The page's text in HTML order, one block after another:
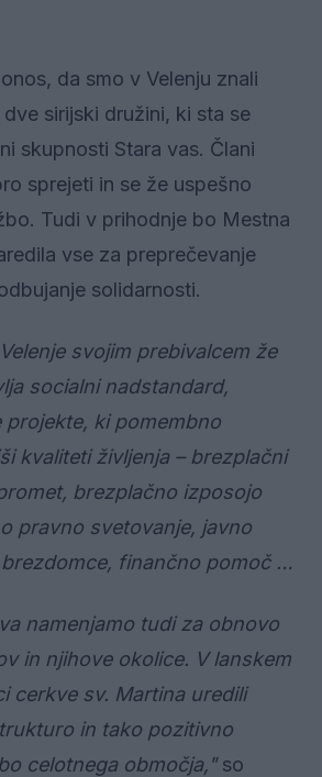
da smo v Velenju znali
sirijski družini, ki sta se
skupnosti Stara vas. Člani
sprejeti in se že uspešno
Tudi v prihodnje bo Mestna
vse za preprečevanje
solidarnosti.
svojim prebivalcem že
socialni nadstandard,
projekte, ki pomembno
kvaliteti življenja – brezplačni
brezplačno izposojo
pravno svetovanje, javno
finančno pomoč …
namenjamo tudi za obnovo
in njihove okolice. V lanskem
cerkve sv. Martina uredili
in tako pozitivno
celotnega območja,"so